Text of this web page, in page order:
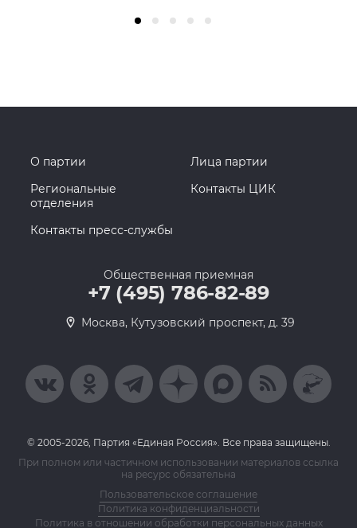
О партии
Лица партии
Региональные
отделения
Контакты ЦИК
Контакты пресс-службы
Общественная приемная
+7 (495) 786-82-89
Москва, Кутузовский проспект, д. 39
© 2005-2026, Партия «Единая Россия». Все права защищены.
При полном или частичном использовании материалов ссылка
на ресурс обязательна
Пользовательское соглашение
Политика конфиденциальности
Политика в отношении обработки персональных данных